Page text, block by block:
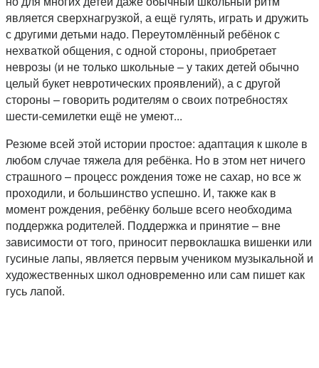
является сверхнагрузкой, а ещё гулять, играть и дружить
с другими детьми надо. Переутомлённый ребёнок с
нехваткой общения, с одной стороны, приобретает
неврозы (и не только школьные – у таких детей обычно
целый букет невротических проявлений), а с другой
стороны – говорить родителям о своих потребностях
шести-семилетки ещё не умеют...
Резюме всей этой истории простое: адаптация к школе в
любом случае тяжела для ребёнка. Но в этом нет ничего
страшного – процесс рождения тоже не сахар, но все ж
проходили, и большинство успешно. И, также как в
момент рождения, ребёнку больше всего необходима
поддержка родителей. Поддержка и принятие – вне
зависимости от того, приносит первоклашка вишенки или
гусиные лапы, является первым учеником музыкальной и
художественных школ одновременно или сам пишет как
гусь лапой.